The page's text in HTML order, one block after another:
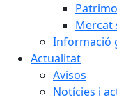
Mercat
Informació
Actualitat
Avisos
Notícies i